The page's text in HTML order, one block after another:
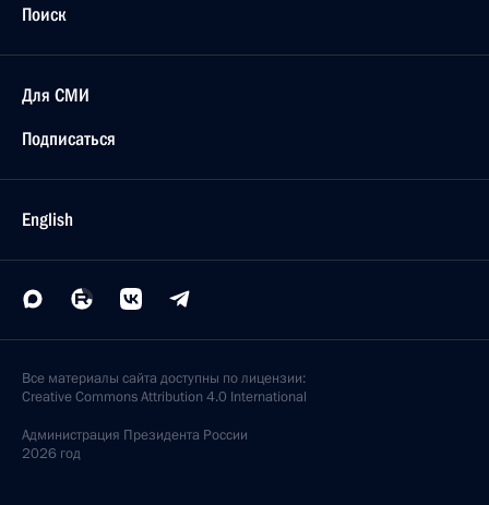
Поиск
Для СМИ
Подписаться
English
Все материалы сайта доступны по лицензии:
Creative Commons Attribution 4.0 International
Администрация Президента России
2026 год